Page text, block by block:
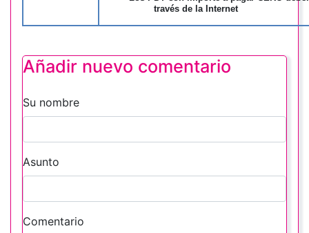
través de la Internet
Añadir nuevo comentario
Su nombre
Asunto
Comentario